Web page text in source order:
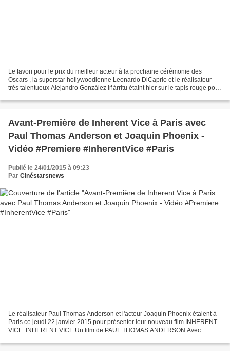
Le favori pour le prix du meilleur acteur à la prochaine cérémonie des
Oscars , la superstar hollywoodienne Leonardo DiCaprio et le réalisateur
très talentueux Alejandro González Iñárritu étaint hier sur le tapis rouge pour
Avant-Première de Inherent Vice à Paris avec
Paul Thomas Anderson et Joaquin Phoenix -
Vidéo #Premiere #InherentVice #Paris
Publié le 24/01/2015 à 09:23
Par Cinéstarsnews
Le réalisateur Paul Thomas Anderson et l'acteur Joaquin Phoenix étaient à
Paris ce jeudi 22 janvier 2015 pour présenter leur nouveau film INHERENT
VICE. INHERENT VICE Un film de PAUL THOMAS ANDERSON Avec